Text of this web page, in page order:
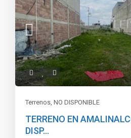
Terrenos,NO DISPONIBLE
TERRENO EN
DISP...